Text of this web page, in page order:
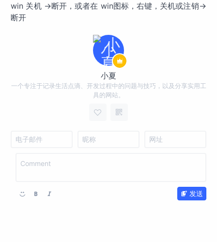
win 关机 ->断开，或者在 win图标，右键，关机或注销->
断开
小夏
一个专注于记录生活点滴、开发过程中的问题与技巧，以及分享实用工
具的网站。
发送